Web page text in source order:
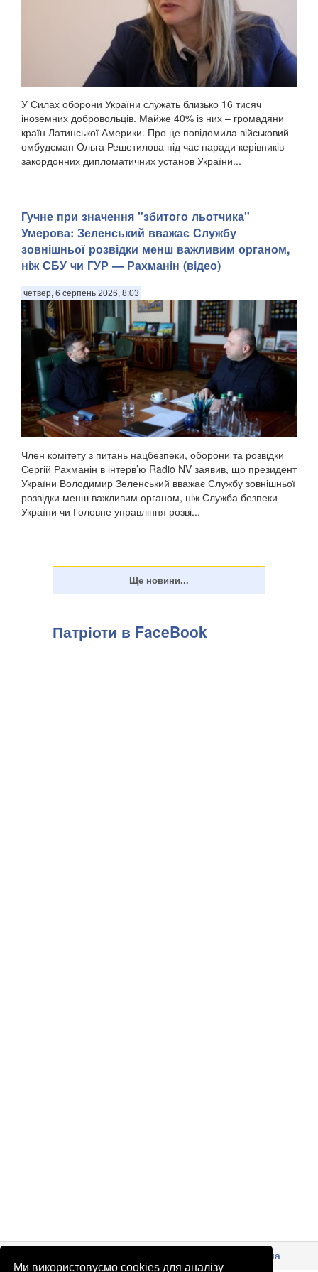
Ми використовуємо cookies для аналізу
У Силах оборони України служать близько 16 тисяч
іноземних добровольців. Майже 40% із них – громадяни
країн Латинської Америки. Про це повідомила військовий
омбудсман Ольга Решетилова під час наради керівників
закордонних дипломатичних установ України...
Гучне при значення "збитого льотчика"
Умерова: Зеленський вважає Службу
зовнішньої розвідки менш важливим органом,
ніж СБУ чи ГУР — Рахманін (відео)
четвер, 6 серпень 2026, 8:03
Член комітету з питань нацбезпеки, оборони та розвідки
Сергій Рахманін в інтерв’ю Radio NV заявив, що президент
України Володимир Зеленський вважає Службу зовнішньої
розвідки менш важливим органом, ніж Служба безпеки
України чи Головне управління розві...
Патріоти в FaceBook
Реклама